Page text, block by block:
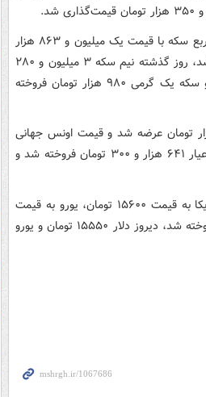
امروز نیم سکه با قیمت ۳ میلیون و ۲۷۳ هزار تومان، ربع سکه با قیمت یک میلیون و ۸۶۳ هزار
تومان و سکه گرمی با قیمت ۹۷۲ هزار تومان فروخته شد، روز گذشته نیم سکه ۳ میلیون و ۲۸۰
هزار تومان، ربع سکه یک میلیون و ۸۵۰ هزار تومان و سکه یک گرمی ۹۸۰ هزار تومان فروخته
امروز هر گرم طلای ۱۸ عیار با قیمت ۶۴۰ هزار تومان عرضه شد و قیمت اونس جهانی
۱۷۰۱ دلار و ۱۶ سنت بود روز گذشته هر گرم طلای ۱۸ عیار ۶۴۱ هزار و ۳۰۰ تومان فروخته شد و
در بازار ارز نیز امروز در صرافی‌های بانکی یک دلار آمریکا به قیمت ۱۵۶۰۰ تومان، یورو به قیمت
۱۷۰۰۰ تومان و درهم امارات به قیمت ۴۴۳۳ تومان فروخته شد، دیروز دلار ۱۵۵۵۰ تومان و یورو